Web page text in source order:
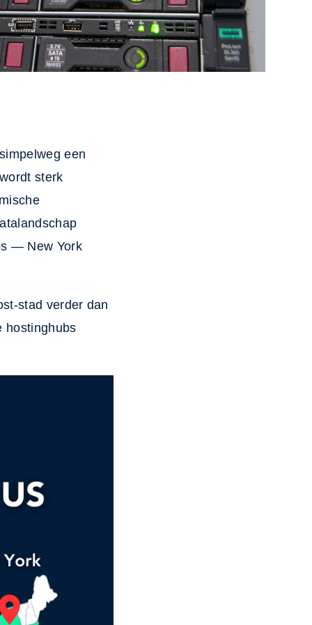
een
sterk
— New York
stad verder dan
hostinghubs